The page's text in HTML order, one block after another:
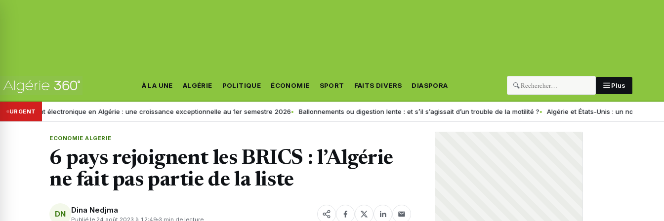
À LA UNE ALGÉRIE POLITIQUE ÉCONOMIE SPORT FAITS DIVERS DIASPORA 🔍 Plus
URGENT
électronique en Algérie : une croissance exceptionnelle au 1er semestre 2026 Ballonnements ou digestion lente : et s’il s’agissait d’un trouble de la motilité ? Algérie et États-Unis : un nouveau programme
ECONOMIE ALGERIE
6 pays rejoignent les BRICS : l’Algérie
ne fait pas partie de la liste
DN Dina Nedjma
Publié le 24 août 2023 à 12:49 3 min de lecture